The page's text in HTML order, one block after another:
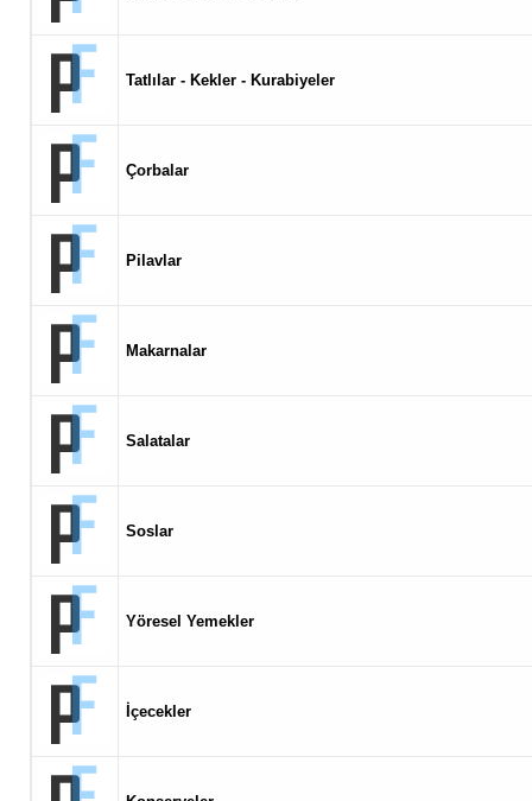
Tatlılar - Kekler - Kurabiyeler
Çorbalar
Pilavlar
Makarnalar
Salatalar
Soslar
Yöresel Yemekler
İçecekler